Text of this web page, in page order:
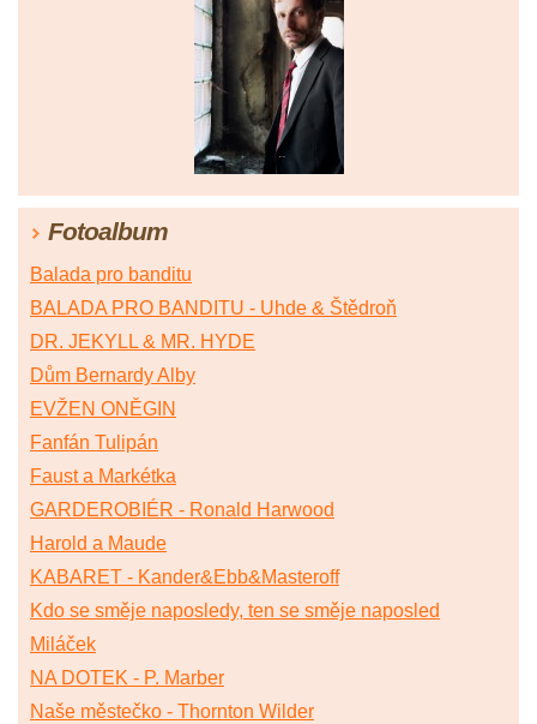
Fotoalbum
Balada pro banditu
BALADA PRO BANDITU - Uhde & Štědroň
DR. JEKYLL & MR. HYDE
Dům Bernardy Alby
EVŽEN ONĚGIN
Fanfán Tulipán
Faust a Markétka
GARDEROBIÉR - Ronald Harwood
Harold a Maude
KABARET - Kander&Ebb&Masteroff
Kdo se směje naposledy, ten se směje naposled
Miláček
NA DOTEK - P. Marber
Naše městečko - Thornton Wilder